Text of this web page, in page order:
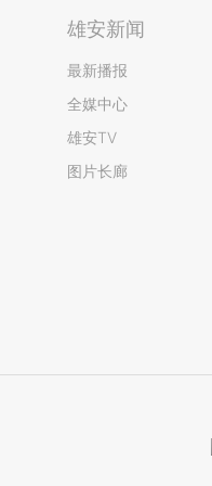
雄安新闻
最新播报
全媒中心
雄安TV
图片长廊